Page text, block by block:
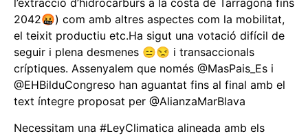
l’extracció d’hidrocarburs a la costa de Tarragona fins
2042🤬) com amb altres aspectes com la mobilitat,
el teixit productiu etc.Ha sigut una votació difícil de
seguir i plena desmenes 😑😒 i transaccionals
críptiques. Assenyalem que només @MasPais_Es i
@EHBilduCongreso han aguantat fins al final amb el
text íntegre proposat per @AlianzaMarBlava
Necessitam una #LeyClimatica alineada amb els